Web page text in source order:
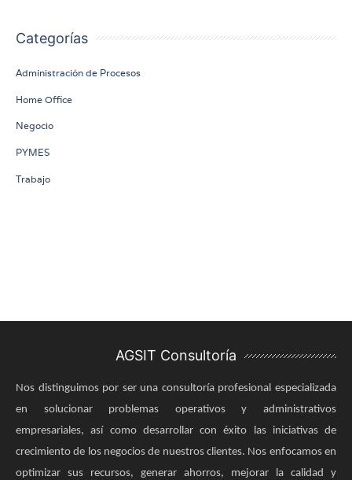
Categorías
Administración de Procesos
Home Office
Negocio
PYMES
Trabajo
AGSIT Consultoría
Nos distinguimos por ser una consultoría profesional especializada
en solucionar problemas operativos y administrativos
empresariales, así como desarrollar con éxito las iniciativas de
crecimiento de los negocios de nuestros clientes. Nos enfocamos en
optimizar sus recursos, generar ahorros, mejorar la calidad y